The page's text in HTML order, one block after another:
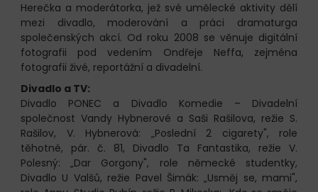
Herečka a moderátorka, jež své umělecké aktivity dělí
mezi divadlo, moderování a práci dramaturga
společenských akcí. Od roku 2008 se věnuje digitální
fotografii pod vedením Ondřeje Neffa, zejména
fotografii živé, reportážní a divadelní.
Divadlo a TV:
Divadlo PONEC a Divadlo Komedie – Divadelní
společnost Vandy Hybnerové a Saši Rašilova, režie S.
Rašilov, V. Hybnerová: „Poslední 2 cigarety", role
těhotné, pár. č. 81, Divadlo Ta Fantastika, režie V.
Polesný: „Dar Gorgony", role německé studentky,
Divadlo U Valšů, režie Pavel Šimák: „Usměj se, mami",